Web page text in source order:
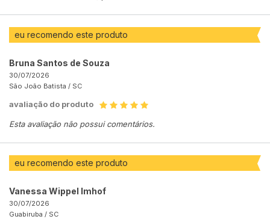
eu recomendo este produto
Bruna Santos de Souza
30/07/2026
São João Batista / SC
avaliação do produto
Esta avaliação não possui comentários.
eu recomendo este produto
Vanessa Wippel Imhof
30/07/2026
Guabiruba / SC